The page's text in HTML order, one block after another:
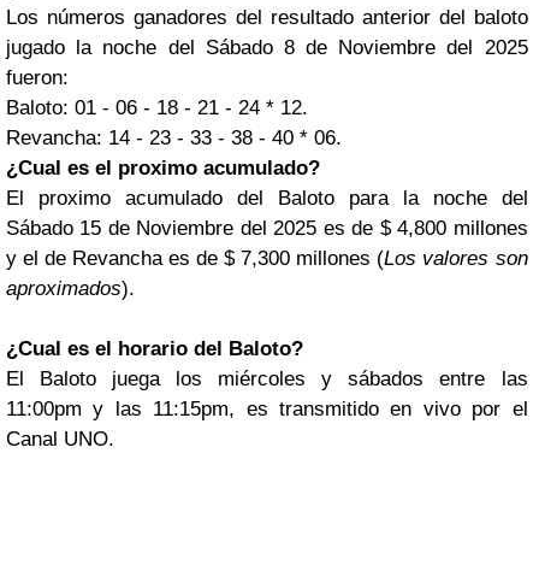
Los números ganadores del resultado anterior del baloto
jugado la noche del Sábado 8 de Noviembre del 2025
fueron:
Baloto: 01 - 06 - 18 - 21 - 24 * 12.
Revancha: 14 - 23 - 33 - 38 - 40 * 06.
¿Cual es el proximo acumulado?
El proximo acumulado del Baloto para la noche del
Sábado 15 de Noviembre del 2025 es de $ 4,800 millones
y el de Revancha es de $ 7,300 millones (Los valores son
aproximados).
¿Cual es el horario del Baloto?
El Baloto juega los miércoles y sábados entre las
11:00pm y las 11:15pm, es transmitido en vivo por el
Canal UNO.